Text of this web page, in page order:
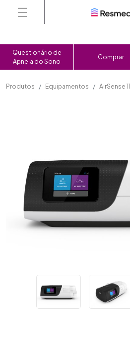
Questionário de
Apneia do Sono
Comprar
Produtos Equipamentos AirSense 11